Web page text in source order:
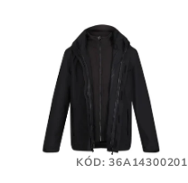
KÓD:36A14300201